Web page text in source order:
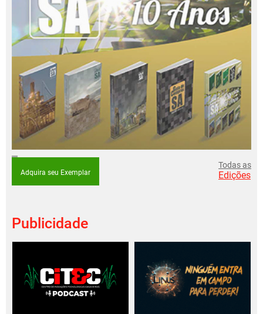
Adquira seu Exemplar
Todas as
Edições
Publicidade